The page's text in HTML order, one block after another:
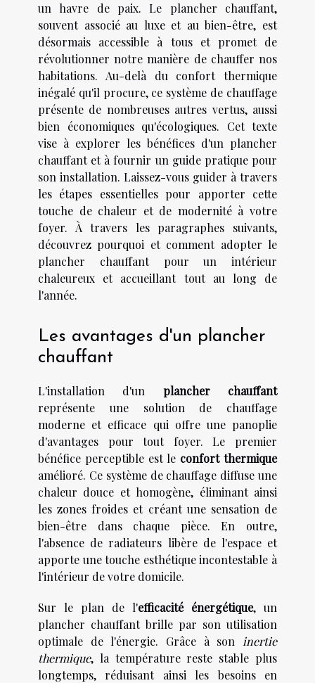
un havre de paix. Le plancher chauffant,
souvent associé au luxe et au bien-être, est
désormais accessible à tous et promet de
révolutionner notre manière de chauffer nos
habitations. Au-delà du confort thermique
inégalé qu'il procure, ce système de chauffage
présente de nombreuses autres vertus, aussi
bien économiques qu'écologiques. Cet texte
vise à explorer les bénéfices d'un plancher
chauffant et à fournir un guide pratique pour
son installation. Laissez-vous guider à travers
les étapes essentielles pour apporter cette
touche de chaleur et de modernité à votre
foyer. À travers les paragraphes suivants,
découvrez pourquoi et comment adopter le
plancher chauffant pour un intérieur
chaleureux et accueillant tout au long de
l'année.
Les avantages d'un plancher
chauffant
L'installation d'un plancher chauffant
représente une solution de chauffage
moderne et efficace qui offre une panoplie
d'avantages pour tout foyer. Le premier
bénéfice perceptible est le confort thermique
amélioré. Ce système de chauffage diffuse une
chaleur douce et homogène, éliminant ainsi
les zones froides et créant une sensation de
bien-être dans chaque pièce. En outre,
l'absence de radiateurs libère de l'espace et
apporte une touche esthétique incontestable à
l'intérieur de votre domicile.
Sur le plan de l'efficacité énergétique, un
plancher chauffant brille par son utilisation
optimale de l'énergie. Grâce à son inertie
thermique, la température reste stable plus
longtemps, réduisant ainsi les besoins en